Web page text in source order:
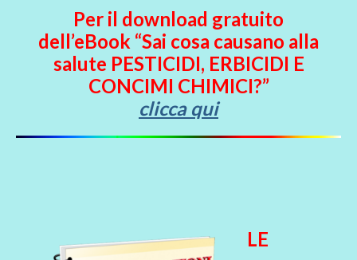
Per il download gratuito
dell’eBook “Sai cosa causano alla
salute PESTICIDI, ERBICIDI E
CONCIMI CHIMICI?”
clicca qui
LE